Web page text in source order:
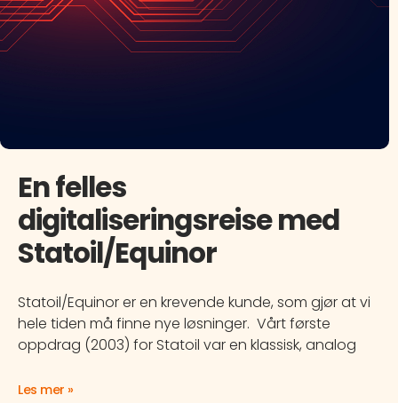
En felles
digitaliseringsreise med
Statoil/Equinor
Statoil/Equinor er en krevende kunde, som gjør at vi
hele tiden må finne nye løsninger. Vårt første
oppdrag (2003) for Statoil var en klassisk, analog
Les mer »